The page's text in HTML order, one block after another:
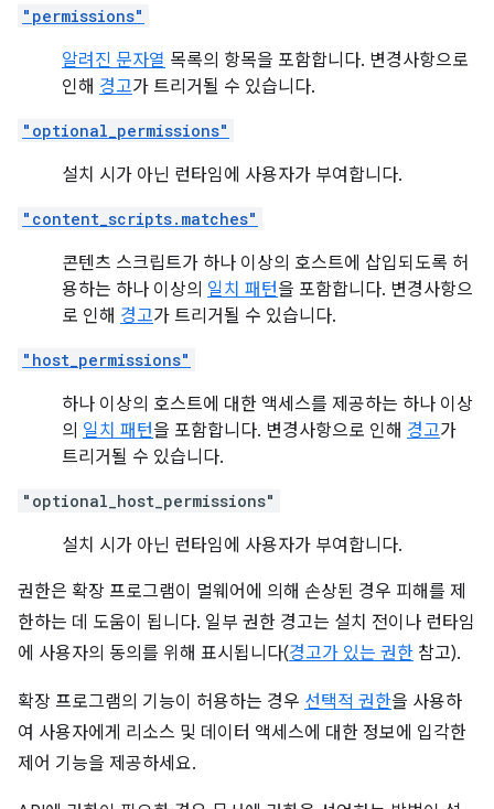
"permissions"
알려진 문자열 목록의 항목을 포함합니다. 변경사항으로
인해 경고가 트리거될 수 있습니다.
"optional_permissions"
설치 시가 아닌 런타임에 사용자가 부여합니다.
"content_scripts.matches"
콘텐츠 스크립트가 하나 이상의 호스트에 삽입되도록 허
용하는 하나 이상의 일치 패턴을 포함합니다. 변경사항으
로 인해 경고가 트리거될 수 있습니다.
"host_permissions"
하나 이상의 호스트에 대한 액세스를 제공하는 하나 이상
의 일치 패턴을 포함합니다. 변경사항으로 인해 경고가
트리거될 수 있습니다.
"optional_host_permissions"
설치 시가 아닌 런타임에 사용자가 부여합니다.
권한은 확장 프로그램이 멀웨어에 의해 손상된 경우 피해를 제
한하는 데 도움이 됩니다. 일부 권한 경고는 설치 전이나 런타임
에 사용자의 동의를 위해 표시됩니다(경고가 있는 권한 참고).
확장 프로그램의 기능이 허용하는 경우 선택적 권한을 사용하
여 사용자에게 리소스 및 데이터 액세스에 대한 정보에 입각한
제어 기능을 제공하세요.